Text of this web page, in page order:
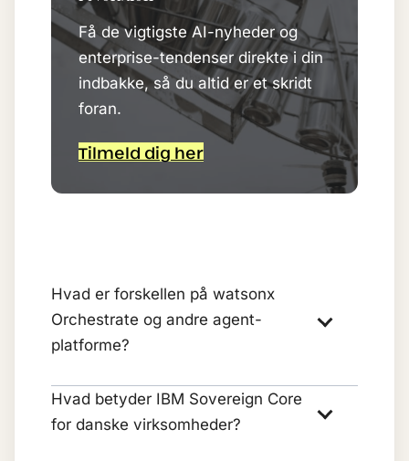
Få de vigtigste AI-nyheder og
enterprise-tendenser direkte i din
indbakke, så du altid er et skridt
foran.
Tilmeld dig her
Hvad er forskellen på watsonx
Orchestrate og andre agent-
platforme?
Hvad betyder IBM Sovereign Core
for danske virksomheder?